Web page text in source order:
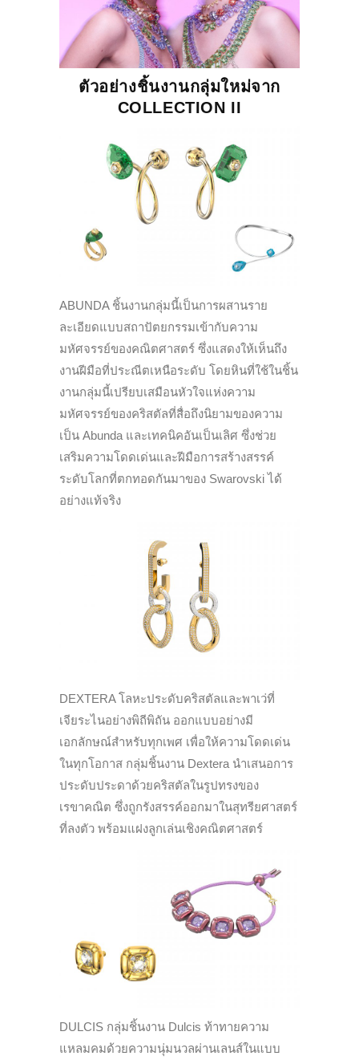
ตัวอย่างชิ้นงานกลุ่มใหม่จาก
COLLECTION II
ABUNDA ชิ้นงานกลุ่มนี้เป็นการผสานราย
ละเอียดแบบสถาปัตยกรรมเข้ากับความ
มหัศจรรย์ของคณิตศาสตร์ ซึ่งแสดงให้เห็นถึง
งานฝีมือที่ประณีตเหนือระดับ โดยหินที่ใช้ในชิ้น
งานกลุ่มนี้เปรียบเสมือนหัวใจแห่งความ
มหัศจรรย์ของคริสตัลที่สื่อถึงนิยามของความ
เป็น Abunda และเทคนิคอันเป็นเลิศ ซึ่งช่วย
เสริมความโดดเด่นและฝีมือการสร้างสรรค์
ระดับโลกที่ตกทอดกันมาของ Swarovski ได้
อย่างแท้จริง
DEXTERA โลหะประดับคริสตัลและพาเว่ที่
เจียระไนอย่างพิถีพิถัน ออกแบบอย่างมี
เอกลักษณ์สำหรับทุกเพศ เพื่อให้ความโดดเด่น
ในทุกโอกาส กลุ่มชิ้นงาน Dextera นำเสนอการ
ประดับประดาด้วยคริสตัลในรูปทรงของ
เรขาคณิต ซึ่งถูกรังสรรค์ออกมาในสุทรียศาสตร์
ที่ลงตัว พร้อมแฝงลูกเล่นเชิงคณิตศาสตร์
DULCIS กลุ่มชิ้นงาน Dulcis ท้าทายความ
แหลมคมด้วยความนุ่มนวลผ่านเลนส์ในแบบ